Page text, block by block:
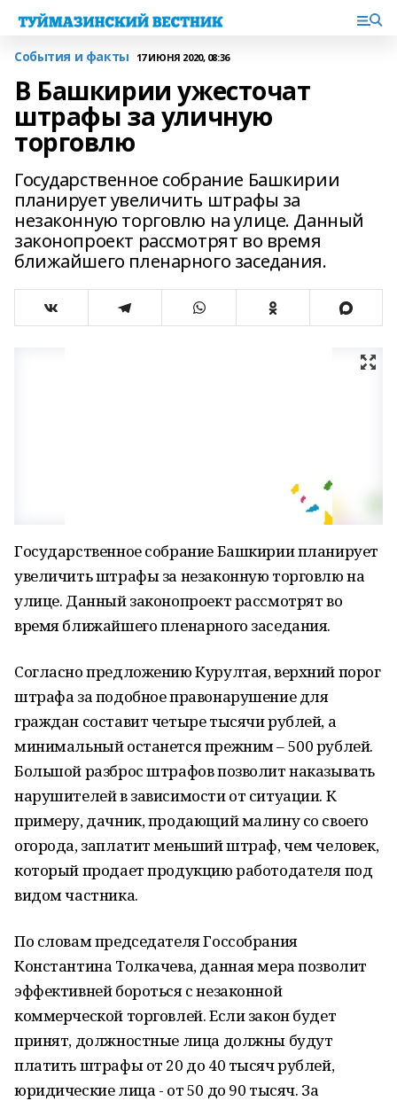
События и факты 17 ИЮНЯ 2020, 08:36
В Башкирии ужесточат
штрафы за уличную
торговлю
Государственное собрание Башкирии
планирует увеличить штрафы за
незаконную торговлю на улице. Данный
законопроект рассмотрят во время
ближайшего пленарного заседания.
Государственное собрание Башкирии планирует
увеличить штрафы за незаконную торговлю на
улице. Данный законопроект рассмотрят во
время ближайшего пленарного заседания.
Согласно предложению Курултая, верхний порог
штрафа за подобное правонарушение для
граждан составит четыре тысячи рублей, а
минимальный останется прежним – 500 рублей.
Большой разброс штрафов позволит наказывать
нарушителей в зависимости от ситуации. К
примеру, дачник, продающий малину со своего
огорода, заплатит меньший штраф, чем человек,
который продает продукцию работодателя под
видом частника.
По словам председателя Госсобрания
Константина Толкачева, данная мера позволит
эффективней бороться с незаконной
коммерческой торговлей. Если закон будет
принят, должностные лица должны будут
платить штрафы от 20 до 40 тысяч рублей,
юридические лица - от 50 до 90 тысяч. За